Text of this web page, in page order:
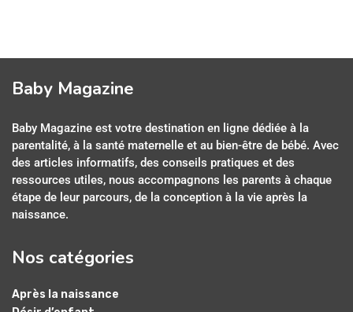
Baby Magazine
Baby Magazine est votre destination en ligne dédiée à la
parentalité, à la santé maternelle et au bien-être de bébé. Avec
des articles informatifs, des conseils pratiques et des
ressources utiles, nous accompagnons les parents à chaque
étape de leur parcours, de la conception à la vie après la
naissance.
Nos catégories
Après la naissance